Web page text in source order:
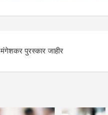
पुरस्कार जाहीर